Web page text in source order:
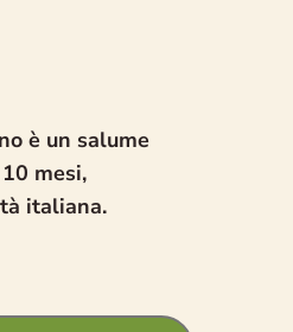
è un salume
mesi,
italiana.